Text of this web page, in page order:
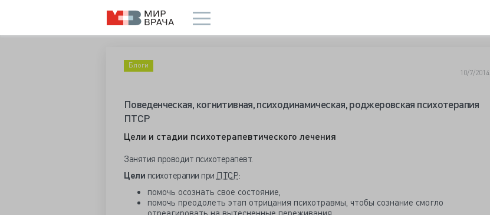
Блоги
10/7/2014
Поведенческая, когнитивная, психодинамическая, роджеровская психотерапия
ПТСР
Цели и стадии психотерапевтического лечения
Занятия проводит психотерапевт.
Цели психотерапии при ПТСР:
помочь осознать свое состояние,
помочь преодолеть этап отрицания психотравмы, чтобы сознание смогло
отреагировать на вытесненные переживания,